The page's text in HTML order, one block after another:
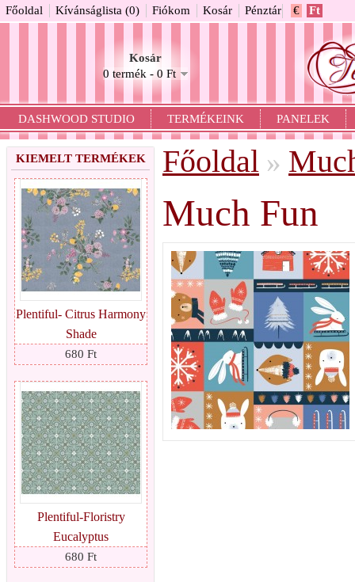
€ Ft
Kosár
0 termék - 0 Ft
Főoldal Kívánságlista (0) Fiókom Kosár Pénztár
DASHWOOD STUDIO TERMÉKEINK PANELEK
KIEMELT TERMÉKEK
Plentiful- Citrus Harmony
Shade
680 Ft
Plentiful-Floristry
Eucalyptus
680 Ft
Főoldal »
Much Fun